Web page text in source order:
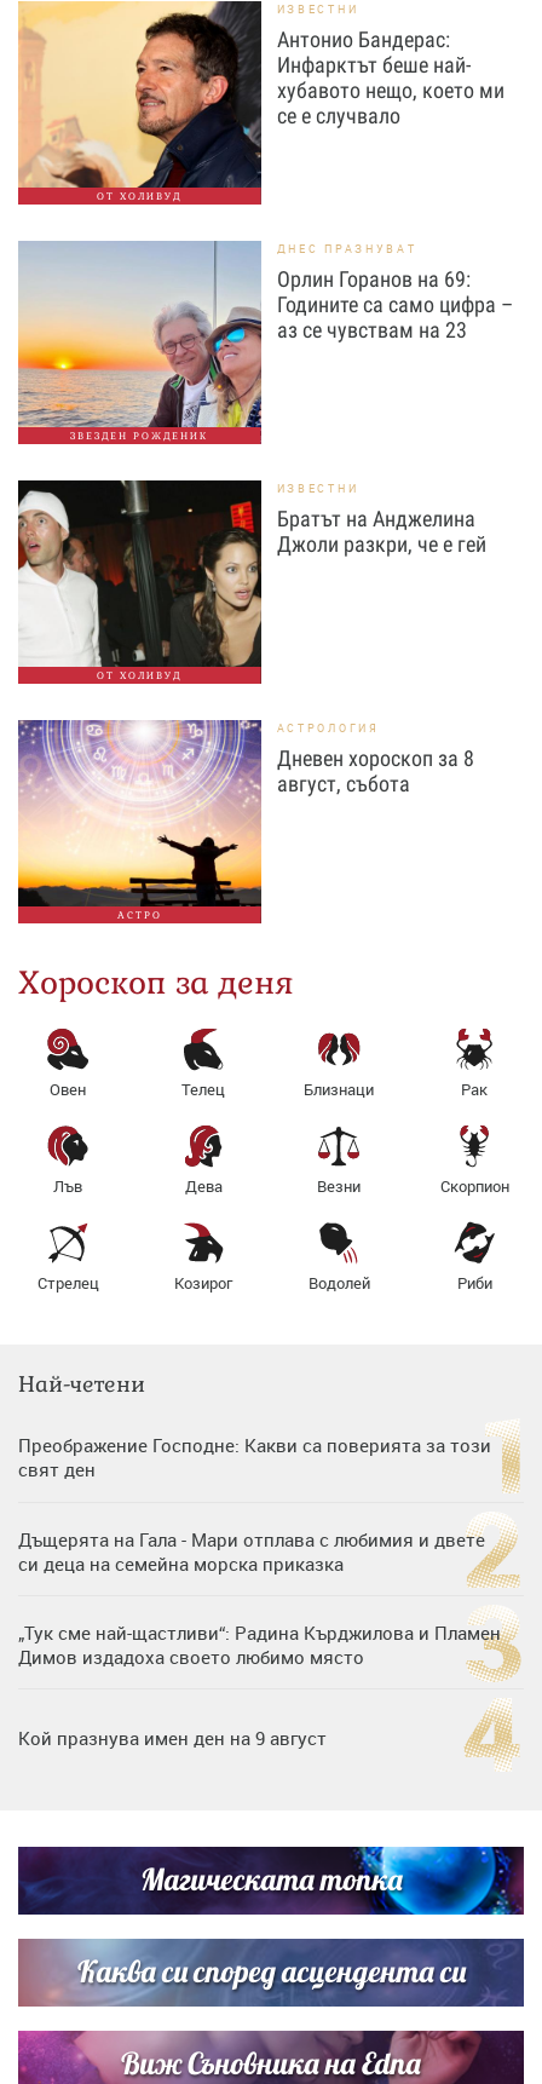
ОТ ХОЛИВУД
ИЗВЕСТНИ
Антонио Бандерас:
Инфарктът беше най-
хубавото нещо, което ми
се е случвало
ЗВЕЗДЕН РОЖДЕНИК
ДНЕС ПРАЗНУВАТ
Орлин Горанов на 69:
Годините са само цифра –
аз се чувствам на 23
ОТ ХОЛИВУД
ИЗВЕСТНИ
Братът на Анджелина
Джоли разкри, че е гей
АСТРО
АСТРОЛОГИЯ
Дневен хороскоп за 8
август, събота
Хороскоп за деня
Овен Телец Близнаци Рак
Лъв Дева Везни Скорпион
Стрелец Козирог Водолей Риби
Най-четени
Преображение Господне: Какви са поверията за този
свят ден
Дъщерята на Гала - Мари отплава с любимия и двете
си деца на семейна морска приказка
„Тук сме най-щастливи“: Радина Кърджилова и Пламен
Димов издадоха своето любимо място
Кой празнува имен ден на 9 август
Братя Аргирови я изненадаха с песен
Магическата топка
Каква си според асцендента си
Виж Съновника на Edna